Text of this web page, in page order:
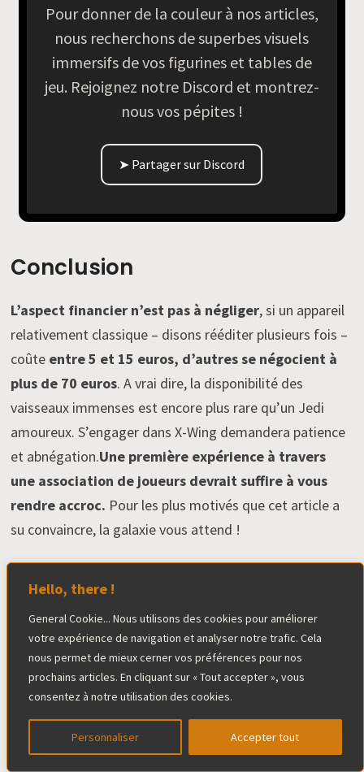
Hello, there !
General Cookie... Nous utilisons des cookies pour améliorer
votre expérience de navigation et analyser notre trafic. Cela
nous permet de mieux cerner vos préférences pour nos
prochains articles. En cliquant sur « Tout accepter », vous
consentez à notre utilisation des cookies.
Personnaliser Accepter tout
Pour donner de la couleur à nos articles,
nous recherchons de superbes visuels
immersifs de vos figurines et tables de
jeu. Rejoignez notre Discord et montrez-
nous vos pépites !
➤ Partager sur Discord
Conclusion
L’aspect financier n’est pas à négliger, si un appareil
relativement classique – disons rééditer plusieurs fois –
coûte entre 5 et 15 euros, d’autres se négocient à
plus de 70 euros. A vrai dire, la disponibilité des
vaisseaux immenses est encore plus rare qu’un Jedi
amoureux. S’engager dans X-Wing demandera patience
et abnégation.Une première expérience à travers
une association de joueurs devrait suffire à vous
rendre accroc. Pour les plus motivés que cet article a
su convaincre, la galaxie vous attend !
Mahier – merci encore –
nombreuses interrogations sur les règles ou les
tournois. D’ailleurs
si vous passez vers le fief des
Lutins du Cotentin, il y a une pizza à essayer
absolument : la Mustafarienne !